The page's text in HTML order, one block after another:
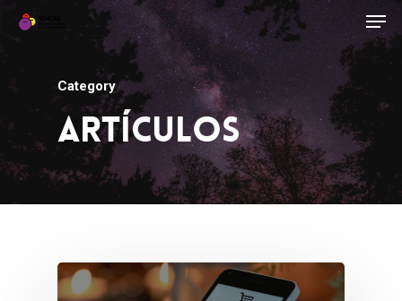
Category
Artículos